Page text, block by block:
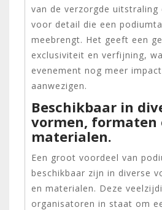
van de verzorgde uitstraling
voor detail die een
meebrengt. Het geeft een
exclusiviteit en verfijning,
evenement nog meer
aanwezigen.
Beschikbaar in
vormen, formaten
materialen.
Een groot voordeel van
beschikbaar zijn in diverse
en materialen. Deze
organisatoren in staat om